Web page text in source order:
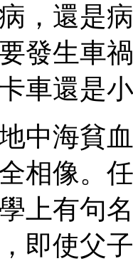
，還是
發生車
車還是
中海貧
相像。
上有句
即使父